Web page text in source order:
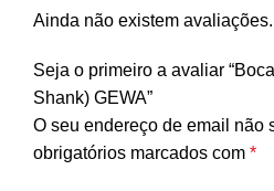
Ainda não existem avaliações.
Seja o primeiro a avaliar
Shank) GEWA”
O seu endereço de email não
obrigatórios marcados com *